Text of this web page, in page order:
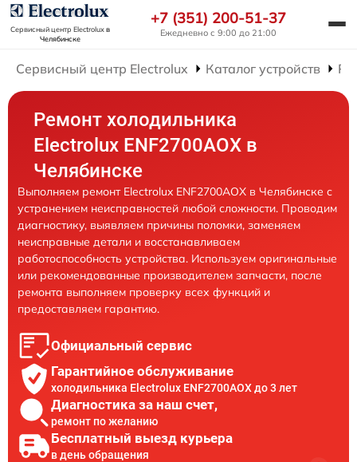
Сервисный центр Electroluxв
Челябинске
+7 (351) 200-51-37
Ежедневно с 9:00 до 21:00
Сервисный центр Electrolux Каталог устройств
Ремонт холодильника
Electrolux ENF2700AOX в
Челябинске
Выполняем ремонт Electrolux ENF2700AOX в Челябинске с
устранением неисправностей любой сложности. Проводим
диагностику, выявляем причины поломки, заменяем
неисправные детали и восстанавливаем
работоспособность устройства. Используем оригинальные
или рекомендованные производителем запчасти, после
ремонта выполняем проверку всех функций и
предоставляем гарантию.
Официальный сервис
Гарантийное обслуживание
холодильника Electrolux ENF2700AOX до 3 лет
Диагностика за наш счет,
ремонт по желанию
Бесплатный выезд курьера
в день обращения